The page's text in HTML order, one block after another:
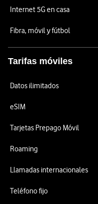
Internet 5G en casa
Fibra, móvil y fútbol
Tarifas móviles
Datos ilimitados
eSIM
Tarjetas Prepago Móvil
Roaming
Llamadas internacionales
Teléfono fijo